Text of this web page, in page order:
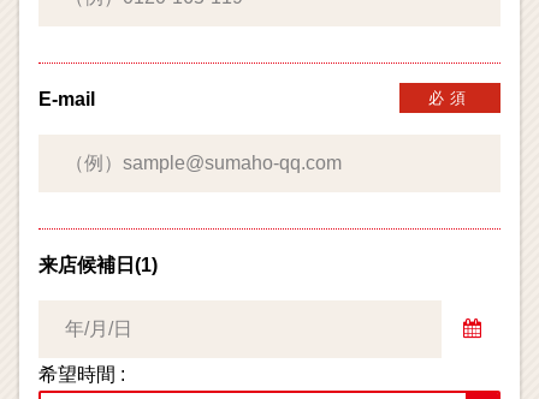
E-mail 必須
来店候補日(1)
希望時間 :